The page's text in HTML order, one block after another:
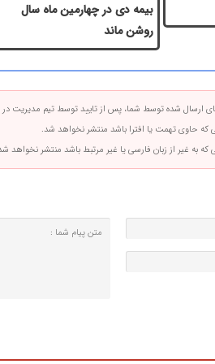
بیمه دی در چهارمین ماه سال
روشن ماند
ارسال شده توسط شما، پس از تایید توسط تیم مدیریت
که حاوی تهمت یا افترا باشد منتشر نخواهد شد.
که به غیر از زبان فارسی یا غیر مرتبط باشد منتشر نخواهد